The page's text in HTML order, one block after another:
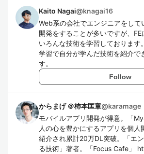
Kaito Nagai@knagai16
Web系の会社でエンジニアをして
開発をすることが多いですが、FE
いろんな技術を学習しております
学習で自分が学んだ技術を紹介で
す。
Follow
からまげ ＠柿本匡章@karamage
モバイルアプリ開発が得意。「My
人の心を豊かにするアプリを個人
紹介され累計20万DL突破。「エ
る技術」著者。「Focus Cafe」